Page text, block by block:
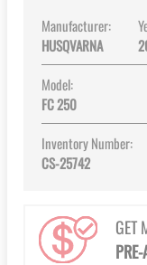
Manufacturer:
HUSQVARNA
Model:
FC 250
Inventory Number:
CS-25742
GET